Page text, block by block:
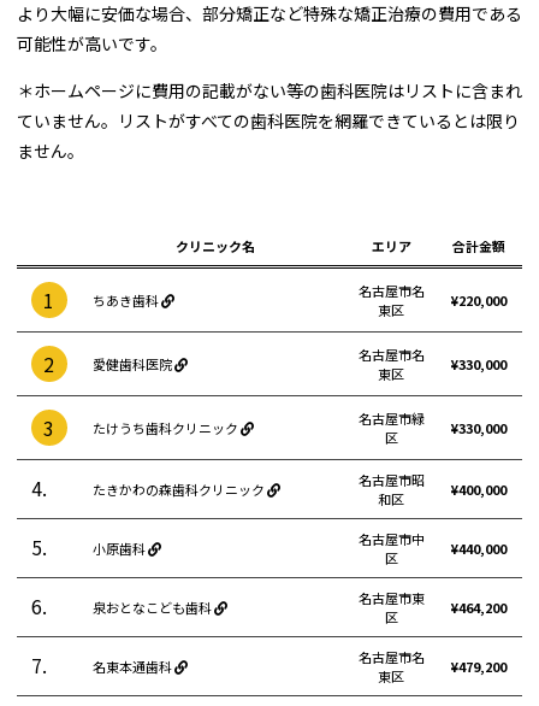
より大幅に安価な場合、部分矯正など特殊な矯正治療の費用である
可能性が高いです。
＊ホームページに費用の記載がない等の歯科医院はリストに含まれ
ていません。リストがすべての歯科医院を網羅できているとは限り
ません。
クリニック名 エリア 合計金額
1 ちあき歯科
名古屋市名
東区
¥220,000
2 愛健歯科医院
名古屋市名
東区
¥330,000
3 たけうち歯科クリニック
名古屋市緑
区
¥330,000
4. たきかわの森歯科クリニック
名古屋市昭
和区
¥400,000
5. 小原歯科
名古屋市中
区
¥440,000
6. 泉おとなこども歯科
名古屋市東
区
¥464,200
7. 名東本通歯科
名古屋市名
東区
¥479,200